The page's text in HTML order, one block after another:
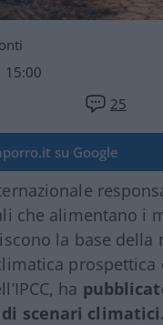
15:00
25
su Google
che alimentano i
la base della
prospettica
ha
scenari climatici.